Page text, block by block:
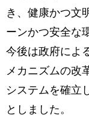
き、健康かつ文
ーンかつ安全な
今後は政府によ
メカニズムの改
システムを確立
としました。